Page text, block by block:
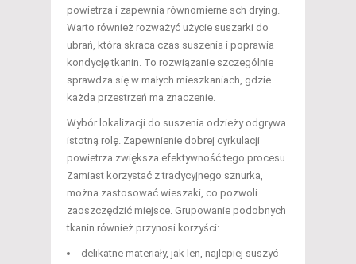
powietrza i zapewnia równomierne sch drying.
Warto również rozważyć użycie suszarki do
ubrań, która skraca czas suszenia i poprawia
kondycję tkanin. To rozwiązanie szczególnie
sprawdza się w małych mieszkaniach, gdzie
każda przestrzeń ma znaczenie.
Wybór lokalizacji do suszenia odzieży odgrywa
istotną rolę. Zapewnienie dobrej cyrkulacji
powietrza zwiększa efektywność tego procesu.
Zamiast korzystać z tradycyjnego sznurka,
można zastosować wieszaki, co pozwoli
zaoszczędzić miejsce. Grupowanie podobnych
tkanin również przynosi korzyści:
delikatne materiały, jak len, najlepiej suszyć